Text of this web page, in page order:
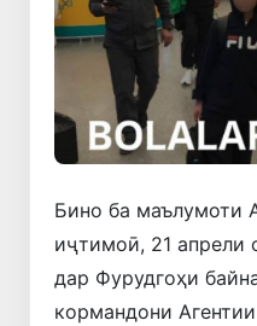
Бино ба маълумоти
иҷтимоӣ, 21 апрели
дар Фурудгоҳи
кормандони